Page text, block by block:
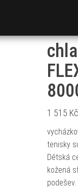
1 515 Kč
tenisky
Dětská
kožená